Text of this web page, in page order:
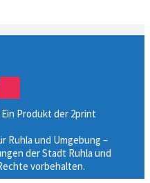
Produkt der 2print
Ruhla und Umgebung –
der Stadt Ruhla und
vorbehalten.